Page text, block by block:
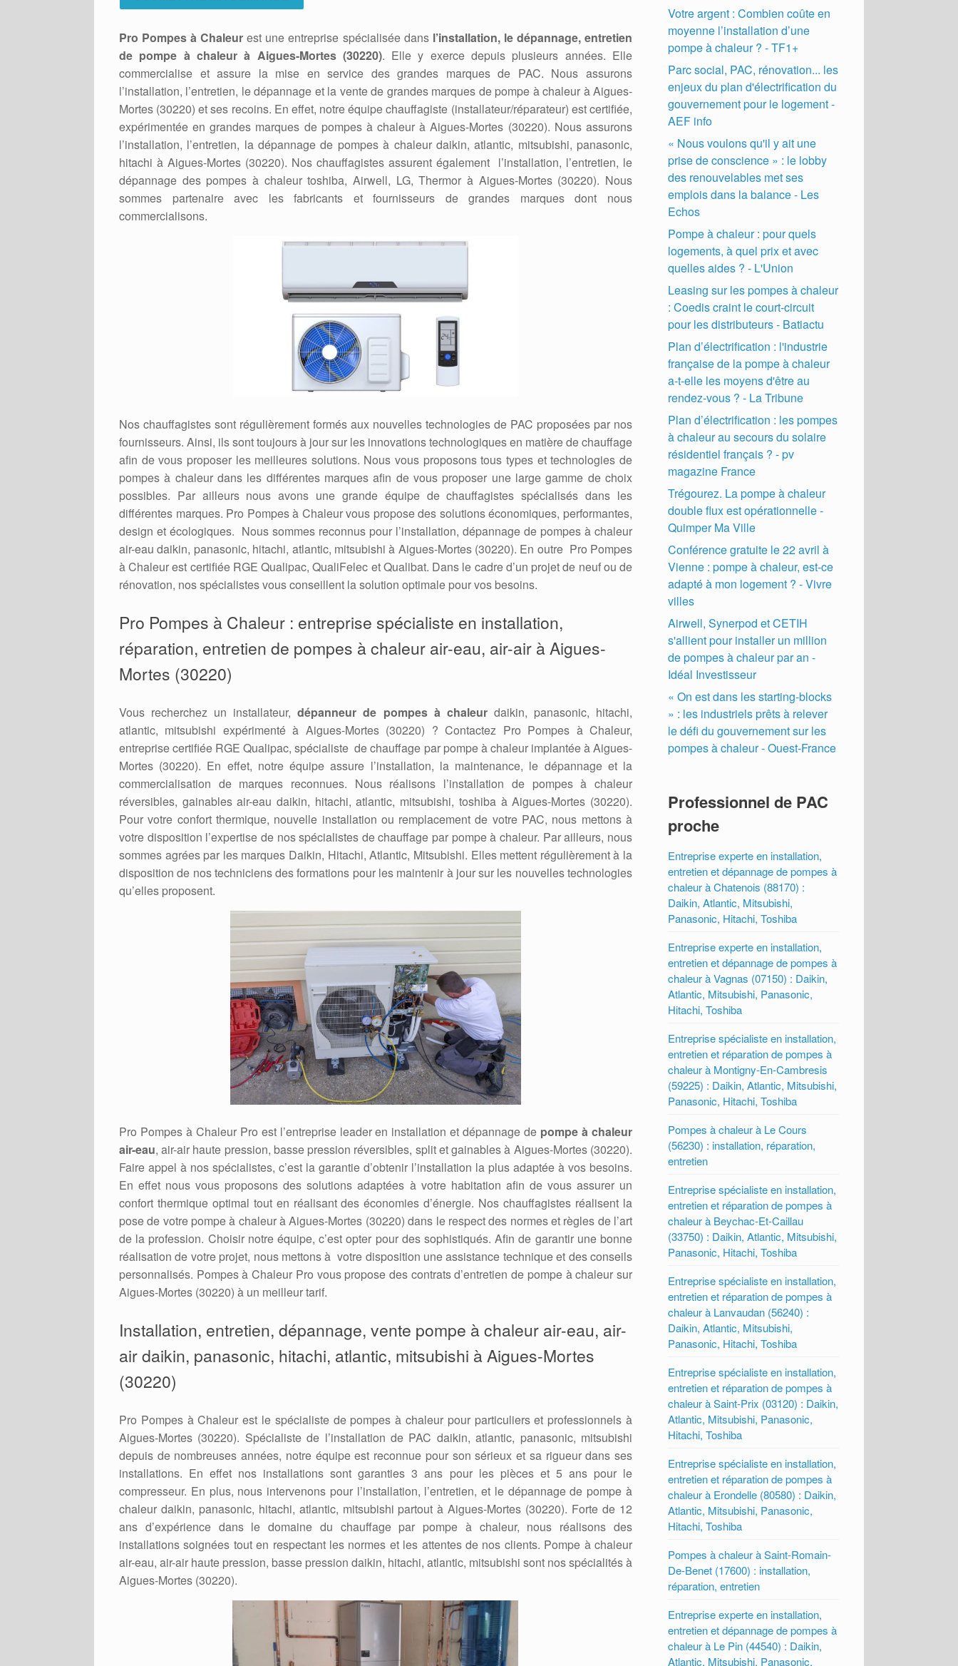
Pro Pompes à Chaleur est une entreprise spécialisée dans l’installation, le dépannage, entretien
de pompe à chaleur à Aigues-Mortes (30220). Elle y exerce depuis plusieurs années. Elle
commercialise et assure la mise en service des grandes marques de PAC. Nous assurons
l’installation, l’entretien, le dépannage et la vente de grandes marques de pompe à chaleur à Aigues-
Mortes (30220) et ses recoins. En effet, notre équipe chauffagiste (installateur/réparateur) est certifiée,
expérimentée en grandes marques de pompes à chaleur à Aigues-Mortes (30220). Nous assurons
l’installation, l’entretien, la dépannage de pompes à chaleur daikin, atlantic, mitsubishi, panasonic,
hitachi à Aigues-Mortes (30220). Nos chauffagistes assurent également l’installation, l’entretien, le
dépannage des pompes à chaleur toshiba, Airwell, LG, Thermor à Aigues-Mortes (30220). Nous
sommes partenaire avec les fabricants et fournisseurs de grandes marques dont nous
commercialisons.
Nos chauffagistes sont régulièrement formés aux nouvelles technologies de PAC proposées par nos
fournisseurs. Ainsi, ils sont toujours à jour sur les innovations technologiques en matière de chauffage
afin de vous proposer les meilleures solutions. Nous vous proposons tous types et technologies de
pompes à chaleur dans les différentes marques afin de vous proposer une large gamme de choix
possibles. Par ailleurs nous avons une grande équipe de chauffagistes spécialisés dans les
différentes marques. Pro Pompes à Chaleur vous propose des solutions économiques, performantes,
design et écologiques. Nous sommes reconnus pour l’installation, dépannage de pompes à chaleur
air-eau daikin, panasonic, hitachi, atlantic, mitsubishi à Aigues-Mortes (30220). En outre Pro Pompes
à Chaleur est certifiée RGE Qualipac, QualiFelec et Qualibat. Dans le cadre d’un projet de neuf ou de
rénovation, nos spécialistes vous conseillent la solution optimale pour vos besoins.
Pro Pompes à Chaleur : entreprise spécialiste en installation,
réparation, entretien de pompes à chaleur air-eau, air-air à Aigues-
Mortes (30220)
Vous recherchez un installateur,dépanneur de pompes à chaleurdaikin, panasonic, hitachi,
atlantic, mitsubishi expérimenté à Aigues-Mortes (30220) ? Contactez Pro Pompes à Chaleur,
entreprise certifiée RGE Qualipac, spécialiste de chauffage par pompe à chaleur implantée à Aigues-
Mortes (30220). En effet, notre équipe assure l’installation, la maintenance, le dépannage et la
commercialisation de marques reconnues. Nous réalisons l’installation de pompes à chaleur
réversibles, gainables air-eau daikin, hitachi, atlantic, mitsubishi, toshiba à Aigues-Mortes (30220).
Pour votre confort thermique, nouvelle installation ou remplacement de votre PAC, nous mettons à
votre disposition l’expertise de nos spécialistes de chauffage par pompe à chaleur. Par ailleurs, nous
sommes agrées par les marques Daikin, Hitachi, Atlantic, Mitsubishi. Elles mettent régulièrement à la
disposition de nos techniciens des formations pour les maintenir à jour sur les nouvelles technologies
qu’elles proposent.
Pro Pompes à Chaleur Pro est l’entreprise leader en installation et dépannage de pompe à chaleur
air-eau, air-air haute pression, basse pression réversibles, split et gainables à Aigues-Mortes (30220).
Faire appel à nos spécialistes, c’est la garantie d’obtenir l’installation la plus adaptée à vos besoins.
En effet nous vous proposons des solutions adaptées à votre habitation afin de vous assurer un
confort thermique optimal tout en réalisant des économies d’énergie. Nos chauffagistes réalisent la
pose de votre pompe à chaleur à Aigues-Mortes (30220) dans le respect des normes et règles de l’art
de la profession. Choisir notre équipe, c’est opter pour des sophistiqués. Afin de garantir une bonne
réalisation de votre projet, nous mettons à votre disposition une assistance technique et des conseils
personnalisés. Pompes à Chaleur Pro vous propose des contrats d’entretien de pompe à chaleur sur
Aigues-Mortes (30220) à un meilleur tarif.
Installation, entretien, dépannage, vente pompe à chaleur air-eau, air-
air daikin, panasonic, hitachi, atlantic, mitsubishi à Aigues-Mortes
(30220)
Pro Pompes à Chaleur est le spécialiste de pompes à chaleur pour particuliers et professionnels à
Aigues-Mortes (30220). Spécialiste de l’installation de PAC daikin, atlantic, panasonic, mitsubishi
depuis de nombreuses années, notre équipe est reconnue pour son sérieux et sa rigueur dans ses
installations. En effet nos installations sont garanties 3 ans pour les pièces et 5 ans pour le
compresseur. En plus, nous intervenons pour l’installation, l’entretien, et le dépannage de pompe à
chaleur daikin, panasonic, hitachi, atlantic, mitsubishi partout à Aigues-Mortes (30220). Forte de 12
ans d’expérience dans le domaine du chauffage par pompe à chaleur, nous réalisons des
installations soignées tout en respectant les normes et les attentes de nos clients. Pompe à chaleur
air-eau, air-air haute pression, basse pression daikin, hitachi, atlantic, mitsubishi sont nos spécialités à
Aigues-Mortes (30220).
Votre argent : Combien coûte en
moyenne l’installation d’une
pompe à chaleur ? - TF1+
Parc social, PAC, rénovation... les
enjeux du plan d'électrification du
gouvernement pour le logement -
AEF info
« Nous voulons qu'il y ait une
prise de conscience » : le lobby
des renouvelables met ses
emplois dans la balance - Les
Echos
Pompe à chaleur : pour quels
logements, à quel prix et avec
quelles aides ? - L'Union
Leasing sur les pompes à chaleur
: Coedis craint le court-circuit
pour les distributeurs - Batiactu
Plan d’électrification : l'industrie
française de la pompe à chaleur
a-t-elle les moyens d'être au
rendez-vous ? - La Tribune
Plan d’électrification : les pompes
à chaleur au secours du solaire
résidentiel français ? - pv
magazine France
Trégourez. La pompe à chaleur
double flux est opérationnelle -
Quimper Ma Ville
Conférence gratuite le 22 avril à
Vienne : pompe à chaleur, est-ce
adapté à mon logement ? - Vivre
villes
Airwell, Synerpod et CETIH
s'allient pour installer un million
de pompes à chaleur par an -
Idéal Investisseur
« On est dans les starting-blocks
» : les industriels prêts à relever
le défi du gouvernement sur les
pompes à chaleur - Ouest-France
Professionnel de PAC
proche
Entreprise experte en installation,
entretien et dépannage de pompes à
chaleur à Chatenois (88170) :
Daikin, Atlantic, Mitsubishi,
Panasonic, Hitachi, Toshiba
Entreprise experte en installation,
entretien et dépannage de pompes à
chaleur à Vagnas (07150) : Daikin,
Atlantic, Mitsubishi, Panasonic,
Hitachi, Toshiba
Entreprise spécialiste en installation,
entretien et réparation de pompes à
chaleur à Montigny-En-Cambresis
(59225) : Daikin, Atlantic, Mitsubishi,
Panasonic, Hitachi, Toshiba
Pompes à chaleur à Le Cours
(56230) : installation, réparation,
entretien
Entreprise spécialiste en installation,
entretien et réparation de pompes à
chaleur à Beychac-Et-Caillau
(33750) : Daikin, Atlantic, Mitsubishi,
Panasonic, Hitachi, Toshiba
Entreprise spécialiste en installation,
entretien et réparation de pompes à
chaleur à Lanvaudan (56240) :
Daikin, Atlantic, Mitsubishi,
Panasonic, Hitachi, Toshiba
Entreprise spécialiste en installation,
entretien et réparation de pompes à
chaleur à Saint-Prix (03120) : Daikin,
Atlantic, Mitsubishi, Panasonic,
Hitachi, Toshiba
Entreprise spécialiste en installation,
entretien et réparation de pompes à
chaleur à Erondelle (80580) : Daikin,
Atlantic, Mitsubishi, Panasonic,
Hitachi, Toshiba
Pompes à chaleur à Saint-Romain-
De-Benet (17600) : installation,
réparation, entretien
Entreprise experte en installation,
entretien et dépannage de pompes à
chaleur à Le Pin (44540) : Daikin,
Atlantic, Mitsubishi, Panasonic,